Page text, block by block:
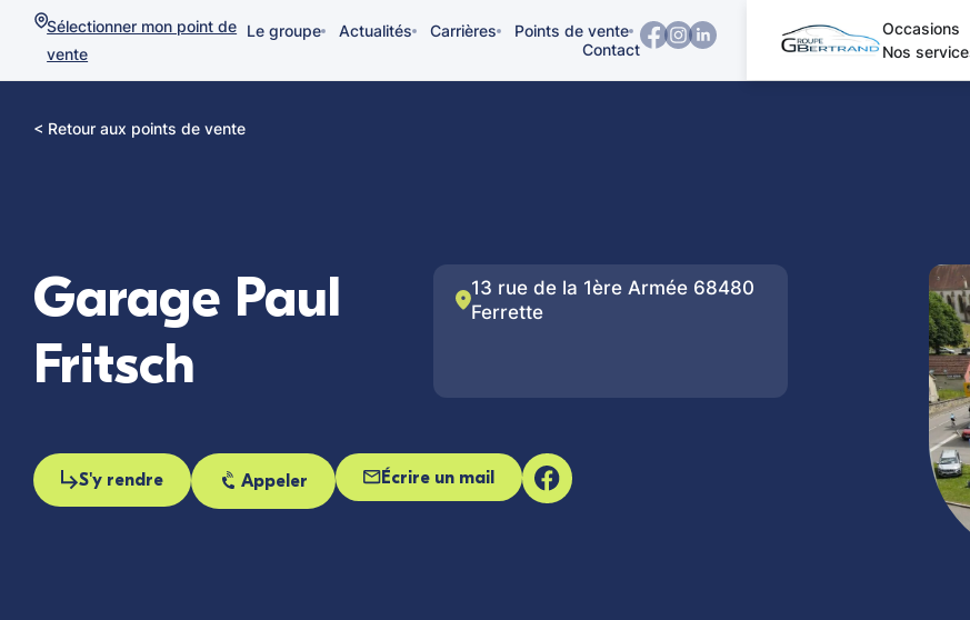
Sélectionner mon point de
vente
Le groupe Actualités Carrières
Points de vente
Contact
Occasions
Nos
< Retour aux points de vente
Garage Paul
Fritsch
13 rue de la 1ère Armée68480
Ferrette
S'y rendre Appeler Écrire un mail